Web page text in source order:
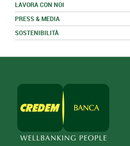
LAVORA CON NOI
PRESS & MEDIA
SOSTENIBILITÀ